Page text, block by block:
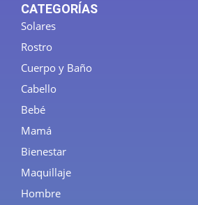
CATEGORÍAS
Solares
Rostro
Cuerpo y Baño
Cabello
Bebé
Mamá
Bienestar
Maquillaje
Hombre